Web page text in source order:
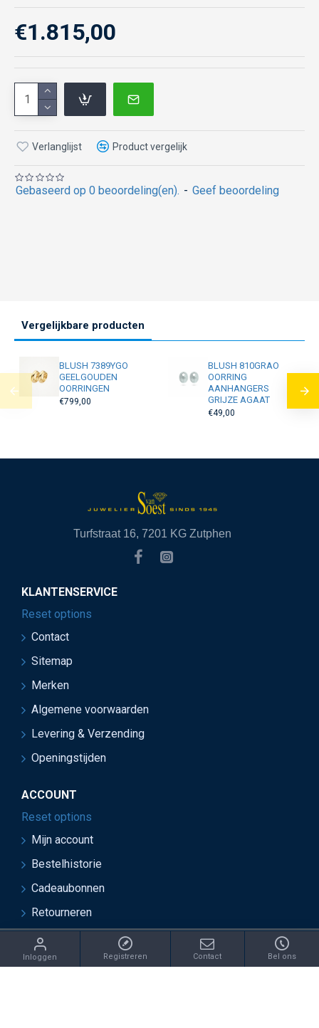
Gebaseerd op 0 beoordeling(en). - Geef beoordeling
€1.815,00
Verlanglijst Product vergelijk
Vergelijkbare producten
BLUSH 7389YGO
GEELGOUDEN
OORRINGEN
€799,00
BLUSH 810GRAO
OORRING
AANHANGERS
GRIJZE AGAAT
€49,00
Turfstraat 16, 7201 KG Zutphen
KLANTENSERVICE
Reset options
Contact
Sitemap
Merken
Algemene voorwaarden
Levering & Verzending
Openingstijden
ACCOUNT
Reset options
Mijn account
Bestelhistorie
Cadeaubonnen
Retourneren
2021 Juwelier van Soest - Ontwikkeld door OnlineBouwers
Inloggen Registreren Contact Bel ons